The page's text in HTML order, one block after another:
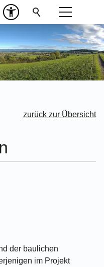
zurück zur Übersicht
der baulichen
im Projekt